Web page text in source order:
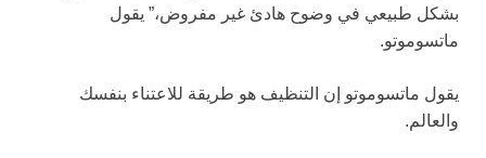
بشكل طبيعي في وضوح هادئ غير مفروض،” يقول
ماتسوموتو.
يقول ماتسوموتو إن التنظيف هو طريقة للاعتناء بنفسك
والعالم.